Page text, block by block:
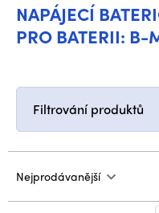
NAPÁJECÍ
PRO BATERII: B-
Filtrování produktů
Nejprodávanější